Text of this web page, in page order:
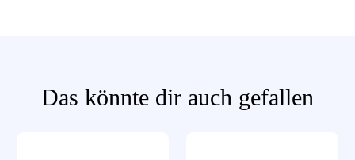
Das könnte dir auch gefallen